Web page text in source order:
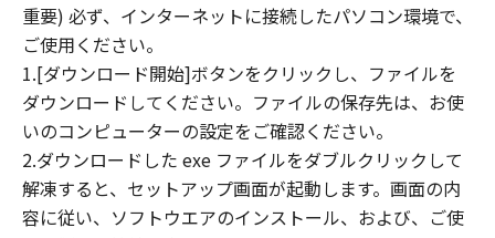
(4) 本契約に明示的に定める場合を除き、
キヤノンは「本ソフトウエア」に関する知
的財産権のいかなる権利もお客様に付与す
るものではありません。
所有権
「本ソフトウエア」及びその複製物に係る
権限及び所有権は、その内容によりキヤノ
重要) 必ず、インターネットに接続したパソコン環境で、
ご使用ください。
1.[ダウンロード開始]ボタンをクリックし、ファイルを
ダウンロードしてください。ファイルの保存先は、お使
いのコンピューターの設定をご確認ください。
2.ダウンロードした exe ファイルをダブルクリックして
解凍すると、セットアップ画面が起動します。画面の内
容に従い、ソフトウエアのインストール、および、ご使